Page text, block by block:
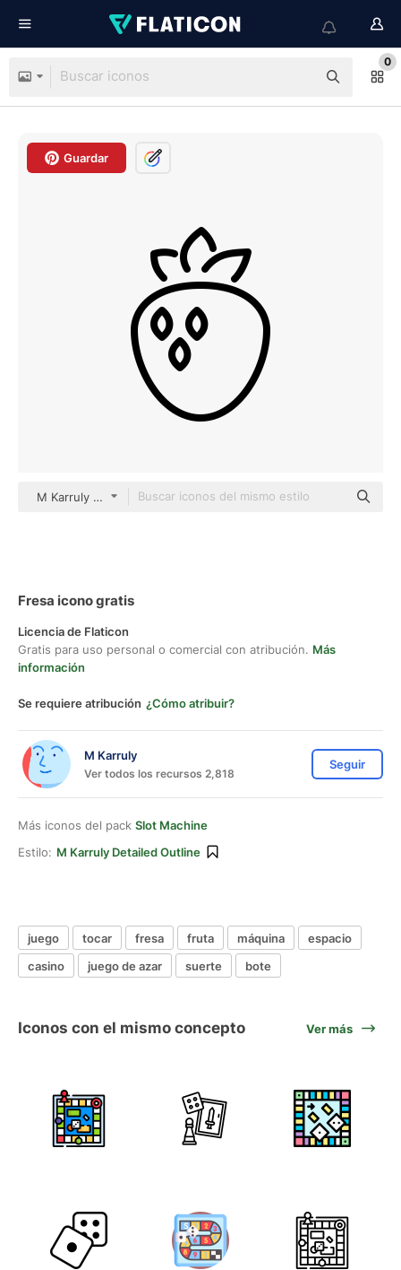
0
Guardar
M Karruly Detailed Outline
Fresa icono gratis
Licencia de Flaticon
Gratis para uso personal o comercial con atribución. Más
información
Se requiere atribución ¿Cómo atribuir?
M Karruly
Ver todos los recursos 2,818
Seguir
Más iconos del pack Slot Machine
Estilo: M Karruly Detailed Outline
juego tocar fresa fruta máquina
espacio
casino
juego de azar suerte bote
Iconos con el mismo concepto Ver más